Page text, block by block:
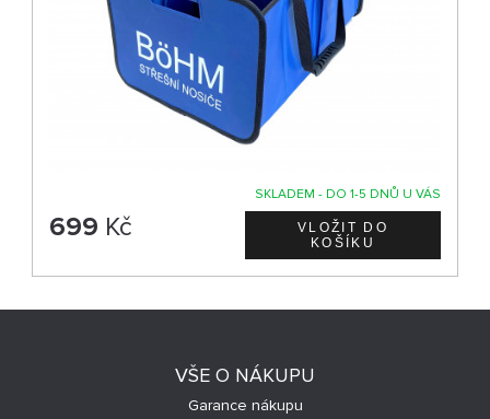
SKLADEM - DO 1-5 DNŮ U VÁS
699 Kč
VŠE O NÁKUPU
Garance nákupu